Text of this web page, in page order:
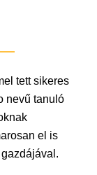
tett sikeres
nevű tanuló
el is